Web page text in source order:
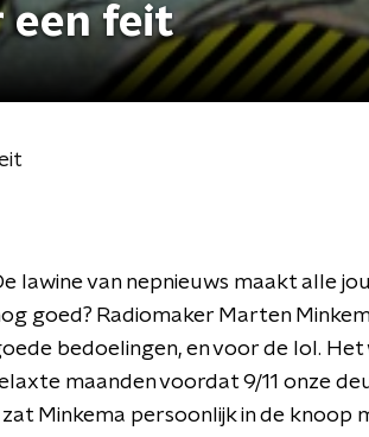
een feit
lawine van nepnieuws maakt alle
goed? Radiomaker Marten
bedoelingen, en voor de lol.
maanden voordat 9/11 onze
zat Minkema persoonlijk in de knoop